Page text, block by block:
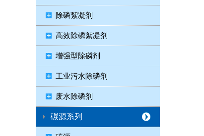
除磷絮凝剂
高效除磷絮凝剂
增强型除磷剂
工业污水除磷剂
废水除磷剂
碳源系列